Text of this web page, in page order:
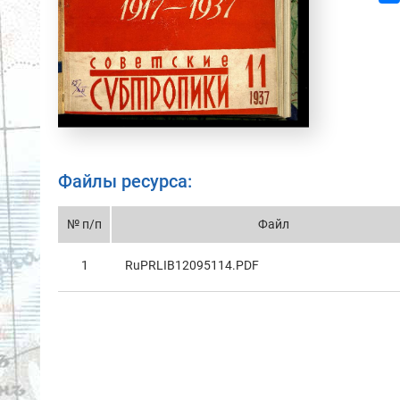
Файлы ресурса:
№ п/п Файл
1 RuPRLIB12095114.PDF